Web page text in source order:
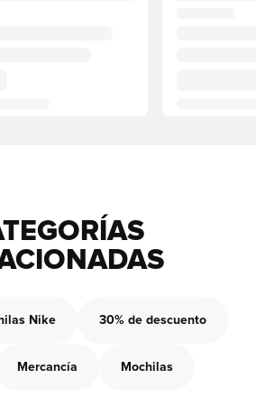
Nike 30% de descuento
Mercancía Mochilas